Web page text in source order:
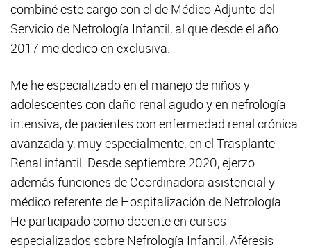
combiné este cargo con el de Médico Adjunto del
Servicio de Nefrología Infantil, al que desde el año
2017 me dedico en exclusiva.
Me he especializado en el manejo de niños y
adolescentes con daño renal agudo y en nefrología
intensiva, de pacientes con enfermedad renal crónica
avanzada y, muy especialmente, en el Trasplante
Renal infantil. Desde septiembre 2020, ejerzo
además funciones de Coordinadora asistencial y
médico referente de Hospitalización de Nefrología.
He participado como docente en cursos
especializados sobre Nefrología Infantil, Aféresis